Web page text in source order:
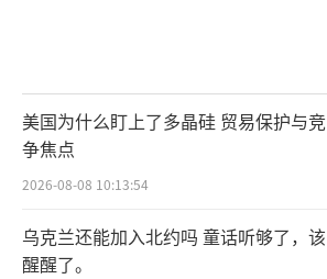
美国为什么盯上了多晶硅 贸易保护与竞
争焦点
2026-08-08 10:13:54
乌克兰还能加入北约吗 童话听够了，该
醒醒了。